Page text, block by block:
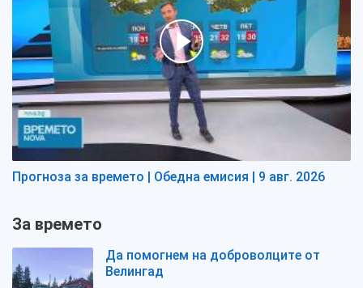
Прогноза за времето | Обедна емисия | 9 авг. 2026
За времето
Да помогнем на доброволците от
Велингад